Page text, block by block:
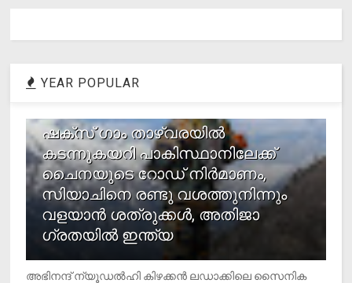
YEAR POPULAR
ഷക്സ് ​ഗാം താഴ്‌വരയിൽ
കടന്നുകയറി പാകിസ്ഥാനിലേക്ക്
ചൈനയുടെ റോഡ് നിർമാണം,
സിയാചിനെ രണ്ടു വശത്തുനിന്നും
വളയാൻ ശത്രുക്കൾ, അതിജാ​
ഗ്രതയിൽ ഇന്ത്യ
അഭിനന്ദ് ന്യൂഡൽഹി കിഴക്കൻ ലഡാക്കിലെ സൈനിക